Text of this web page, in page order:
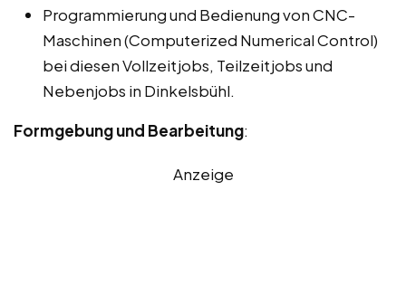
Programmierung und Bedienung von CNC-
Maschinen (Computerized Numerical Control)
bei diesen Vollzeitjobs, Teilzeitjobs und
Nebenjobs in Dinkelsbühl.
Formgebung und Bearbeitung:
Anzeige